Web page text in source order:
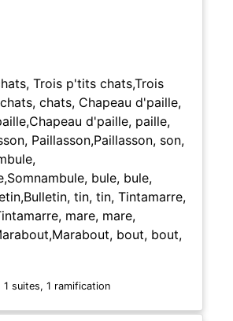
Trois p'tits chats,Trois
chats, Chapeau d'paille,
d'paille, paille,
Paillasson,Paillasson, son,
bule, bule,
tin, tin, Tintamarre,
mare, mare,
bout, bout,
1 suites, 1 ramification